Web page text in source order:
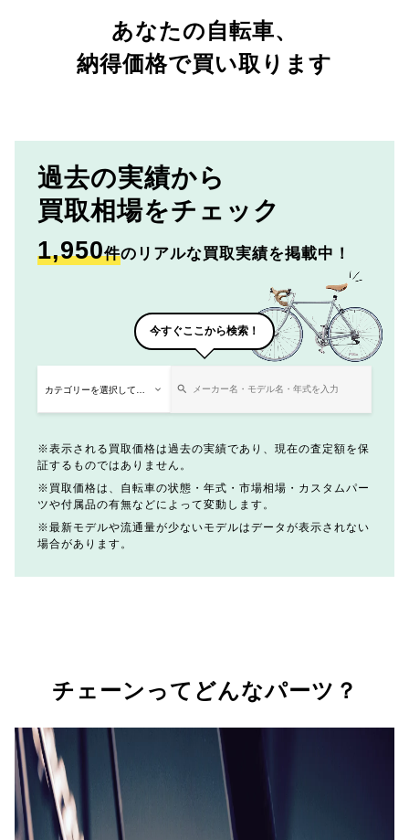
あなたの自転車、
納得価格で買い取ります
過去の実績から
買取相場をチェック
1,950件のリアルな買取実績を掲載中！
今すぐここから検索！
表示される買取価格は過去の実績であり、現在の査定額を保
証するものではありません。
買取価格は、自転車の状態・年式・市場相場・カスタムパー
ツや付属品の有無などによって変動します。
最新モデルや流通量が少ないモデルはデータが表示されない
場合があります。
チェーンってどんなパーツ？